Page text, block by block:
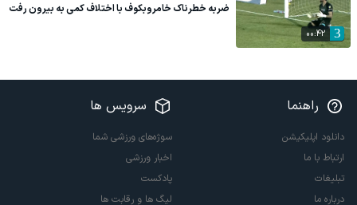
00:42
ضربه خطرناک خامروبکوف با اختلاف کمی به بیرون رفت
راهنما
دانلود اپلیکیشن
ارتباط با ما
تبلیغات
درباره ما
سرویس ها
سوژه‌های ورزشی شما
اخبار ورزشی
پادکست
لیگ ها و رقابت ها